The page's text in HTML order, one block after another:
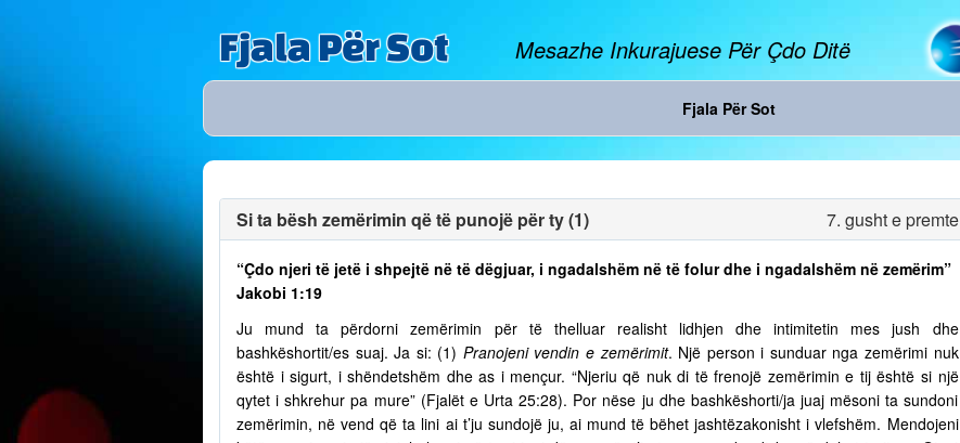
Fjala Për Sot Mesazhe Inkurajuese Për Çdo Ditë
Fjala Për Sot
Si ta bësh zemërimin që të punojë për ty (1) 7. gusht e premte
“Çdo njeri të jetë i shpejtë në të dëgjuar, i ngadalshëm në të folur dhe i ngadalshëm në zemërim”
Jakobi 1:19
Ju mund ta përdorni zemërimin për të thelluar realisht lidhjen dhe intimitetin mes jush dhe
bashkëshortit/es suaj. Ja si: (1) Pranojeni vendin e zemërimit. Një person i sunduar nga zemërimi nuk
është i sigurt, i shëndetshëm dhe as i mençur. “Njeriu që nuk di të frenojë zemërimin e tij është si një
qytet i shkrehur pa mure” (Fjalët e Urta 25:28). Por nëse ju dhe bashkëshorti/ja juaj mësoni ta sundoni
zemërimin, në vend që ta lini ai t’ju sundojë ju, ai mund të bëhet jashtëzakonisht i vlefshëm. Mendojeni